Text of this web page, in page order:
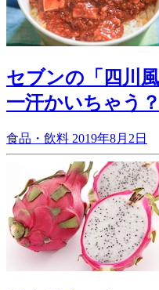
セブンの「四川
一汗かいちゃう？
食品・飲料 2019年8月2日